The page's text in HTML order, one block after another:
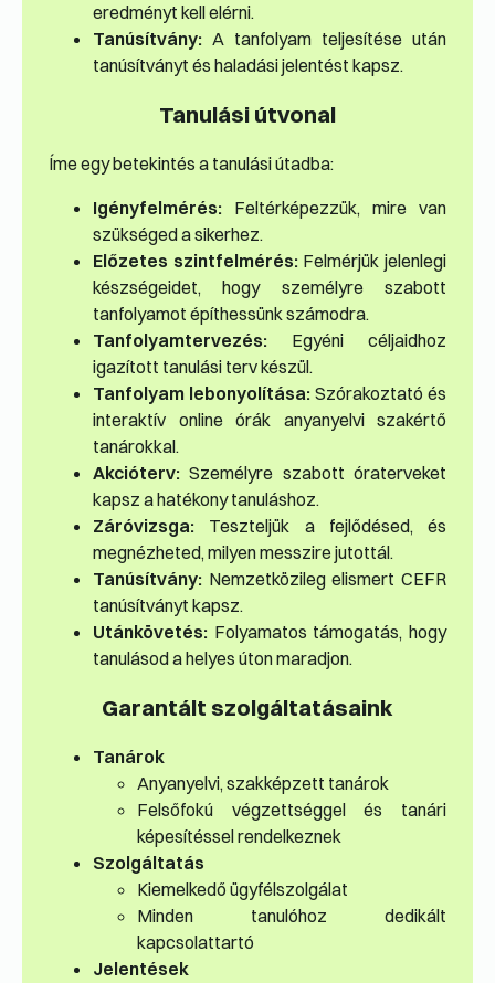
eredményt kell elérni.
Tanúsítvány: A tanfolyam teljesítése után
tanúsítványt és haladási jelentést kapsz.
Tanulási útvonal
Íme egy betekintés a tanulási útadba:
Igényfelmérés: Feltérképezzük, mire van
szükséged a sikerhez.
Előzetes szintfelmérés:Felmérjük jelenlegi
készségeidet, hogy személyre szabott
tanfolyamot építhessünk számodra.
Tanfolyamtervezés: Egyéni céljaidhoz
igazított tanulási terv készül.
Tanfolyam lebonyolítása: Szórakoztató és
interaktív online órák anyanyelvi szakértő
tanárokkal.
Akcióterv: Személyre szabott óraterveket
kapsz a hatékony tanuláshoz.
Záróvizsga: Teszteljük a fejlődésed, és
megnézheted, milyen messzire jutottál.
Tanúsítvány: Nemzetközileg elismert CEFR
tanúsítványt kapsz.
Utánkövetés: Folyamatos támogatás, hogy
tanulásod a helyes úton maradjon.
Garantált szolgáltatásaink
Tanárok
Anyanyelvi, szakképzett tanárok
Felsőfokú végzettséggel és tanári
képesítéssel rendelkeznek
Szolgáltatás
Kiemelkedő ügyfélszolgálat
Minden tanulóhoz dedikált
kapcsolattartó
Jelentések